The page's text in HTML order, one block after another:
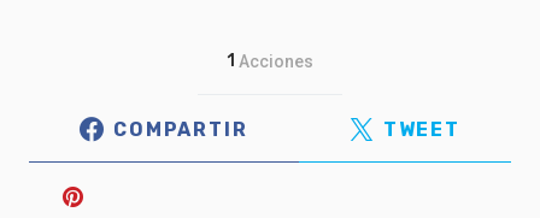
1 Acciones
COMPARTIR TWEET